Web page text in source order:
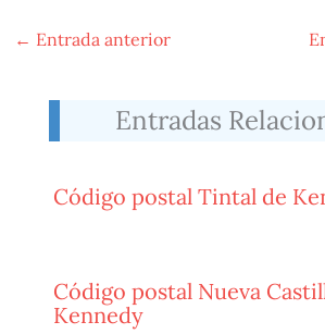
← Entrada anterior
Entradas
Código postal Tintal de
Código postal Nueva
Kennedy